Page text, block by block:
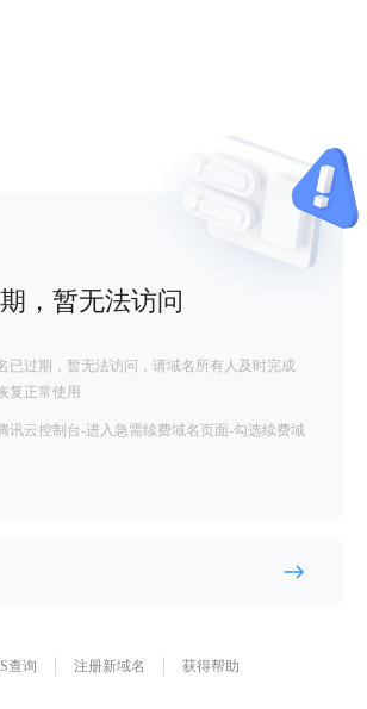
，暂无法访问
已过期，暂无法访问，请域名所有人及时完成
复正常使用
讯云控制台-进入急需续费域名页面-勾选续费域
查询 注册新域名 获得帮助